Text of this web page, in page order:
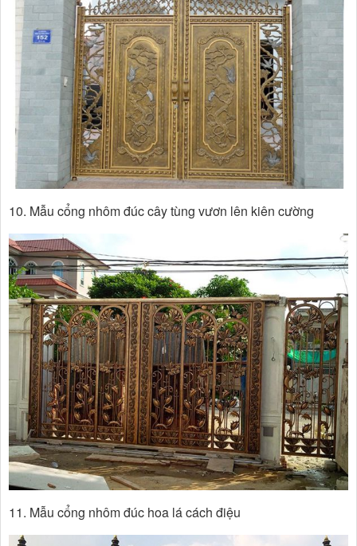
10. Mẫu cổng nhôm đúc cây tùng vươn lên kiên cường
11. Mẫu cổng nhôm đúc hoa lá cách điệu